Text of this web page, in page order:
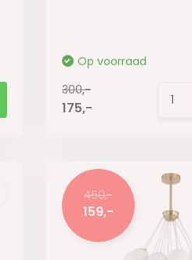
Op voorraad
300,-
175,-
450,-
159,-